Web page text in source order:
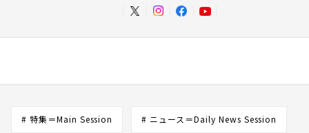
# 特集＝Main Session # ニュース＝Daily News Session